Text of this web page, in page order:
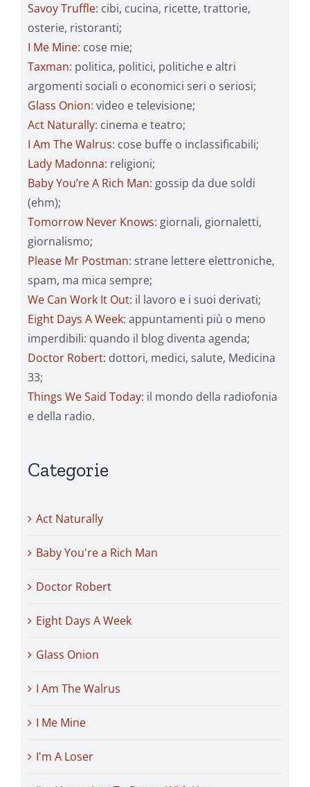
Savoy Truffle: cibi, cucina, ricette, trattorie,
osterie, ristoranti;
I Me Mine: cose mie;
Taxman: politica, politici, politiche e altri
argomenti sociali o economici seri o seriosi;
Glass Onion: video e televisione;
Act Naturally: cinema e teatro;
I Am The Walrus: cose buffe o inclassificabili;
Lady Madonna: religioni;
Baby You’re A Rich Man: gossip da due soldi
(ehm);
Tomorrow Never Knows: giornali, giornaletti,
giornalismo;
Please Mr Postman: strane lettere elettroniche,
spam, ma mica sempre;
We Can Work It Out: il lavoro e i suoi derivati;
Eight Days A Week: appuntamenti più o meno
imperdibili: quando il blog diventa agenda;
Doctor Robert: dottori, medici, salute, Medicina
33;
Things We Said Today: il mondo della radiofonia
e della radio.
Categorie
Act Naturally
Baby You're a Rich Man
Doctor Robert
Eight Days A Week
Glass Onion
I Am The Walrus
I Me Mine
I'm A Loser